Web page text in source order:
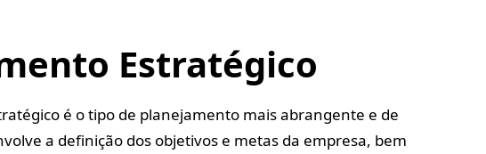
Estratégico
é o tipo de planejamento mais abrangente e de
a definição dos objetivos e metas da empresa, bem